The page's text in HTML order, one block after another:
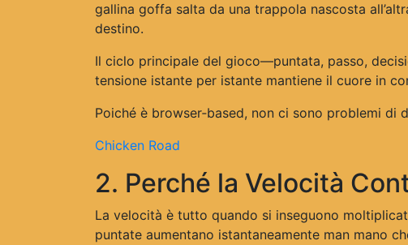
gallina goffa salta da una trappola nascosta
destino.
Il ciclo principale del gioco—puntata, passo,
tensione istante per istante mantiene il cuore in
Poiché è browser‑based, non ci sono problemi
Chicken Road
2. Perché la Velocità
La velocità è tutto quando si inseguono
puntate aumentano istantaneamente man mano